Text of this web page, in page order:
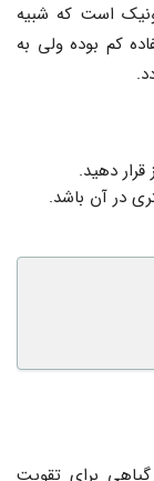
است که شبیه
کم بوده ولی به
دهید.
در آن باشد.
برای تقویت